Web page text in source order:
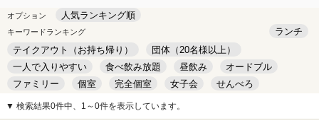
オプション 人気ランキング順
キーワードランキング
ランチ
テイクアウト（お持ち帰り）
団体（20名様以上）
一人で入りやすい
食べ飲み放題 昼飲み
オードブル
ファミリー
個室 完全個室 女子会
せんべろ
キッズルーム
安い デート
▼ 検索結果0件中、1～0件を表示しています。